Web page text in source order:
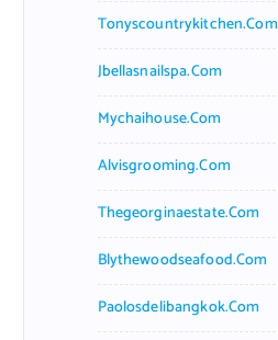
Tonyscountrykitchen.com
Jbellasnailspa.com
Mychaihouse.com
Alvisgrooming.com
Thegeorginaestate.com
Blythewoodseafood.com
Paolosdelibangkok.com